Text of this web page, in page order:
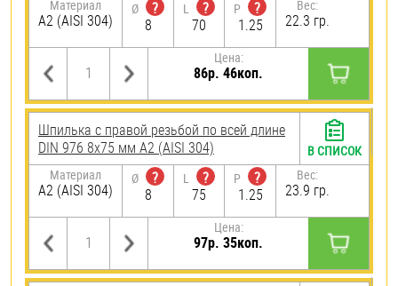
Материал
А2 (AISI 304)
Ø
?
8
L
?
70
P
?
1.25
Вес:
22.3 гр.
Цена:
86р. 46коп.
Шпилька с правой резьбой по всей длине
DIN 976 8х75 мм А2 (AISI 304)
Материал
А2 (AISI 304)
Ø
?
8
L
?
75
P
?
1.25
Вес:
23.9 гр.
Цена:
97р. 35коп.
В СПИСОК